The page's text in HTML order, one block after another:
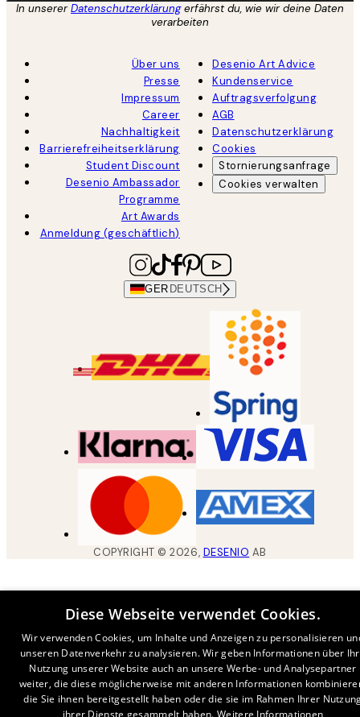
In unsererDatenschutzerklärungerfährst du, wie wir deine Daten
verarbeiten
Über uns
Presse
Impressum
Career
Nachhaltigkeit
Barrierefreiheitserklärung
Student Discount
Desenio Ambassador
Programme
Art Awards
Anmeldung (geschäftlich)
Desenio Art Advice
Kundenservice
Auftragsverfolgung
AGB
Datenschutzerklärung
Cookies
Stornierungsanfrage
Cookies verwalten
GER DEUTSCH
COPYRIGHT ©2026, DESENIO AB
Diese Webseite verwendet Cookies.
Wir verwenden Cookies, um Inhalte und Anzeigen zu personalisieren
unseren Datenverkehr zu analysieren. Wir geben Informationen über
Nutzung unserer Website auch an unsere Werbe- und Analysepartner
weiter, die diese möglicherweise mit anderen Informationen
die Sie ihnen bereitgestellt haben oder die sie im Rahmen Ihrer
ihrer Dienste gesammelt haben. Weitere Informationen